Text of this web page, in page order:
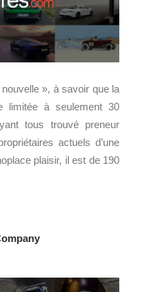
», à savoir que la
limitée à seulement 30
tous trouvé preneur
actuels d’une
plaisir, il est de 190